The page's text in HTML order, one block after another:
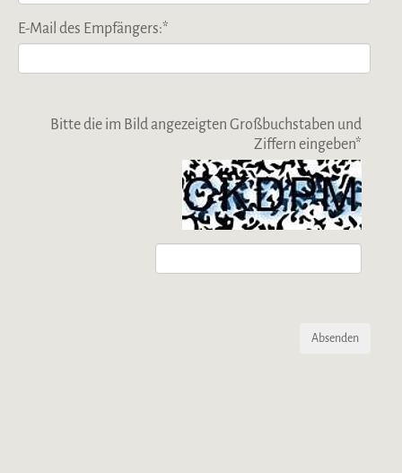
E-Mail des Empfängers:*
Bitte die im Bild angezeigten Großbuchstaben und
Ziffern eingeben*
Absenden